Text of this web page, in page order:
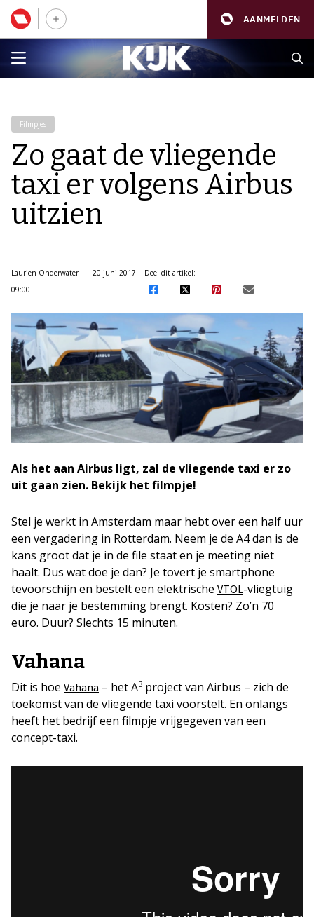
AANMELDEN
Filmpjes
Zo gaat de vliegende
taxi er volgens Airbus
uitzien
Laurien Onderwater
20 juni 2017
09:00
Deel dit artikel:
Als het aan Airbus ligt, zal de vliegende taxi er zo
uit gaan zien. Bekijk het filmpje!
Stel je werkt in Amsterdam maar hebt over een half uur
een vergadering in Rotterdam. Neem je de A4 dan is de
kans groot dat je in de file staat en je meeting niet
haalt. Dus wat doe je dan? Je tovert je smartphone
tevoorschijn en bestelt een elektrische VTOL-vliegtuig
die je naar je bestemming brengt. Kosten? Zo’n 70
euro. Duur? Slechts 15 minuten.
Vahana
Dit is hoe Vahana – het A3 project van Airbus – zich de
toekomst van de vliegende taxi voorstelt. En onlangs
heeft het bedrijf een filmpje vrijgegeven van een
concept-taxi.